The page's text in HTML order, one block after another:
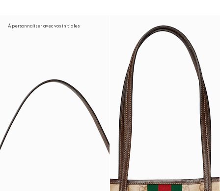
À personnaliser avec vos initiales